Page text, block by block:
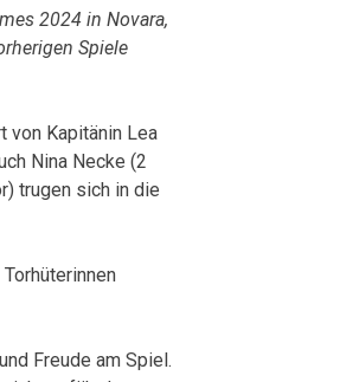
2024 in Novara,
Spiele
von Kapitänin Lea
Nina Necke (2
trugen sich in die
Freude am Spiel.